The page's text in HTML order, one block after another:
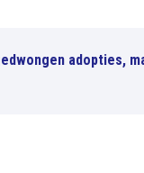
adopties,